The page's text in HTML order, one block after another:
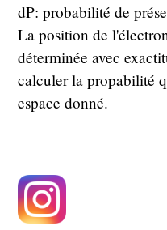
dP: probabilité de
La position de
déterminée avec
calculer la propabilité
espace donné.